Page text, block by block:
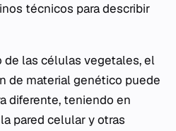
técnicos para describir
de las células vegetales, el
de material genético puede
diferente, teniendo en
pared celular y otras